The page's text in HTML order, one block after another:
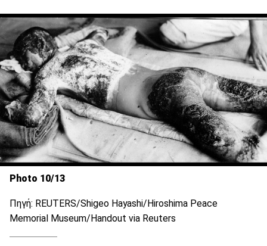
Photo 10/13
Πηγή: REUTERS/Shigeo Hayashi/Hiroshima Peace
Memorial Museum/Handout via Reuters